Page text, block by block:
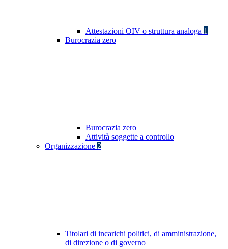
Attestazioni OIV o struttura analoga 1
Burocrazia zero
Burocrazia zero
Attività soggette a controllo
Organizzazione 2
Titolari di incarichi politici, di amministrazione,
di direzione o di governo